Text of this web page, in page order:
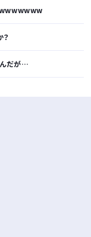
んだが…